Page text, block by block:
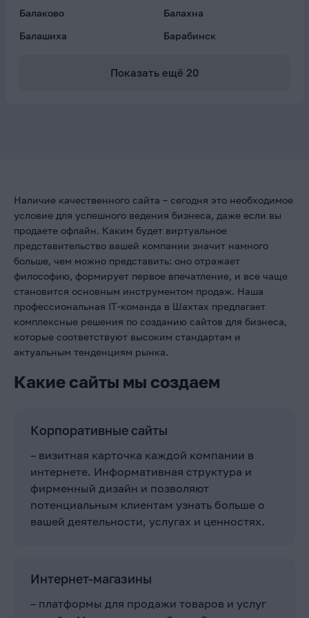
Балаково
Балахна
Балашиха
Барабинск
Показать ещё 20
Наличие качественного сайта – сегодня это необходимое
условие для успешного ведения бизнеса, даже если вы
продаете офлайн. Каким будет виртуальное
представительство вашей компании значит намного
больше, чем можно представить: оно отражает
философию, формирует первое впечатление, и все чаще
становится основным инструментом продаж. Наша
профессиональная IT-команда в Шахтах предлагает
комплексные решения по созданию сайтов для бизнеса,
которые соответствуют высоким стандартам и
актуальным тенденциям рынка.
Какие сайты мы создаем
Корпоративные сайты
– визитная карточка каждой компании в
интернете. Информативная структура и
фирменный дизайн и позволяют
потенциальным клиентам узнать больше о
вашей деятельности, услугах и ценностях.
Интернет-магазины
– платформы для продажи товаров и услуг